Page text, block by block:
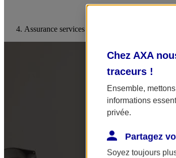
Assurance services à la personne
Chez AXA
traceurs !
Ensemble,
informations
privée.
Partagez
Soyez toujours